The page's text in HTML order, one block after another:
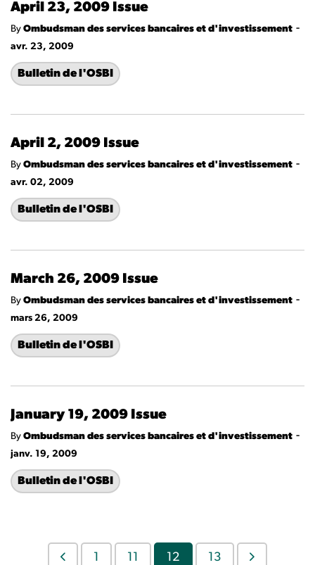
April 23, 2009 Issue
By Ombudsman des services bancaires et d'investissement -
avr. 23, 2009
Bulletin de l'OSBI
April 2, 2009 Issue
By Ombudsman des services bancaires et d'investissement -
avr. 02, 2009
Bulletin de l'OSBI
March 26, 2009 Issue
By Ombudsman des services bancaires et d'investissement -
mars 26, 2009
Bulletin de l'OSBI
January 19, 2009 Issue
By Ombudsman des services bancaires et d'investissement -
janv. 19, 2009
Bulletin de l'OSBI
1 11 12 13